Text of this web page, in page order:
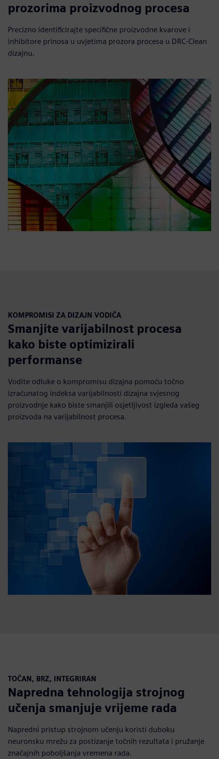
prozorima proizvodnog procesa
Precizno identificirajte specifične proizvodne kvarove i
inhibitore prinosa u uvjetima prozora procesa u DRC-Clean
dizajnu.
KOMPROMISI ZA DIZAJN VODIČA
Smanjite varijabilnost procesa
kako biste optimizirali
performanse
Vodite odluke o kompromisu dizajna pomoću točno
izračunatog indeksa varijabilnosti dizajna svjesnog
proizvodnje kako biste smanjili osjetljivost izgleda vašeg
proizvoda na varijabilnost procesa.
TOČAN, BRZ, INTEGRIRAN
Napredna tehnologija strojnog
učenja smanjuje vrijeme rada
Napredni pristup strojnom učenju koristi duboku
neuronsku mrežu za postizanje točnih rezultata i pružanje
značajnih poboljšanja vremena rada.